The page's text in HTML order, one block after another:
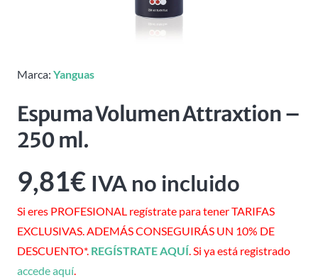
Marca: Yanguas
Espuma Volumen Attraxtion –
250 ml.
9,81€ IVA no incluido
Si eres PROFESIONAL regístrate para tener TARIFAS
EXCLUSIVAS. ADEMÁS CONSEGUIRÁS UN 10% DE
DESCUENTO*. REGÍSTRATE AQUÍ. Si ya está registrado
accede aquí.